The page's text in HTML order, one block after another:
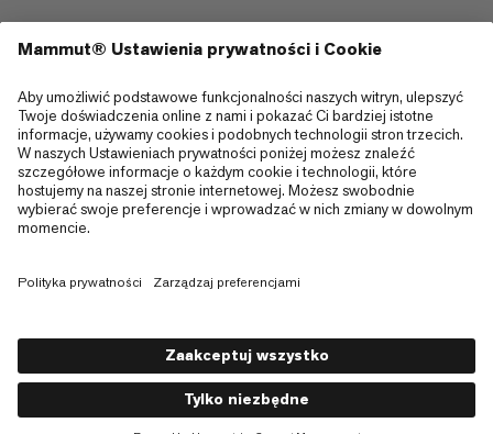
—
Sitemap
Cookies
Informacja prawna
Polityka Prywatności Danych